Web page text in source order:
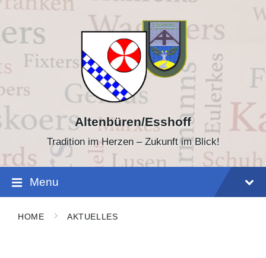
Skip
content
Skip
footer
Altenbüren/Esshoff
Tradition im Herzen – Zukunft im Blick!
Menu
HOME AKTUELLES